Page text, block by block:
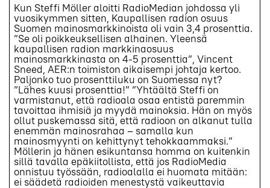
Kun Steffi Möller aloitti RadioMedian johdossa yli
vuosikymmen sitten, Kaupallisen radion osuus
Suomen mainosmarkkinoista oli vain 3,4 prosenttia.
”Se oli poikkeuksellisen alhainen. Yleensä
kaupallisen radion markkinaosuus
mainosmarkkinasta on 4-5 prosenttia”, Vincent
Sneed, AER:n toimiston aikaisempi johtaja kertoo.
Paljonko tuo prosenttiluku on Suomessa nyt?
”Lähes kuusi prosenttia!” ”Yhtäältä Steffi on
varmistanut, että radioala osaa entistä paremmin
tavoittaa ihmisiä ja myydä mainoksia. Hän on myös
ollut puskemassa sitä, että radioon on alkanut tulla
enemmän mainosrahaa – samalla kun
mainosmyynti on kehittynyt tehokkaammaksi.”
Möllerin ja hänen esikuntansa homma on kuitenkin
sillä tavalla epäkiitollista, että jos RadioMedia
onnistuu työssään, radioalalla ei huomata mitään:
ei säädetä radioiden menestystä vaikeuttavia